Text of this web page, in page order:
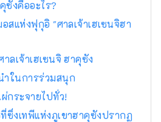
ซังคืออะไร?
สแห่งฟุกุอิ "ศาลเจ้าเฮเซนจิฮา
ลเจ้าเฮเซนจิ ฮาคุซัง
ำในการร่วมสนุก
กระจายไปทั่ว!
ซึ่งเทพีแห่งภูเขาฮาคุซังปรากฏ